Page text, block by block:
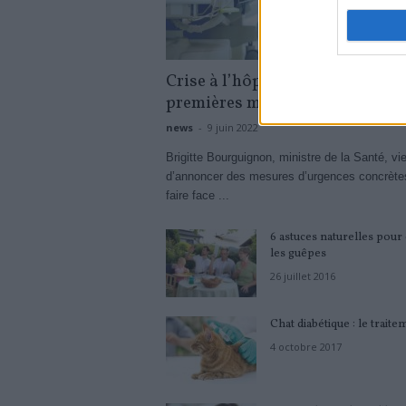
Crise à l’hôpital : quelles sont les
premières mesures d’urgence ?
news - 9 juin 2022
Brigitte Bourguignon, ministre de la Santé,
d’annoncer des mesures d’urgences
faire face ...
6 astuces naturelles
les guêpes
26 juillet 2016
Chat diabétique : le
4 octobre 2017